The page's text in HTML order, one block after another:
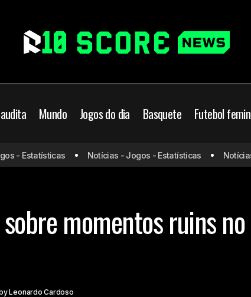
Mundo Jogos do dia Basquete Futebol
United Mundo Antony abre o jogo sobre momentos ruins
Estatísticas Notícias - Jogos - Estatísticas Notícias -
momentos ruins no
Leonardo Cardoso